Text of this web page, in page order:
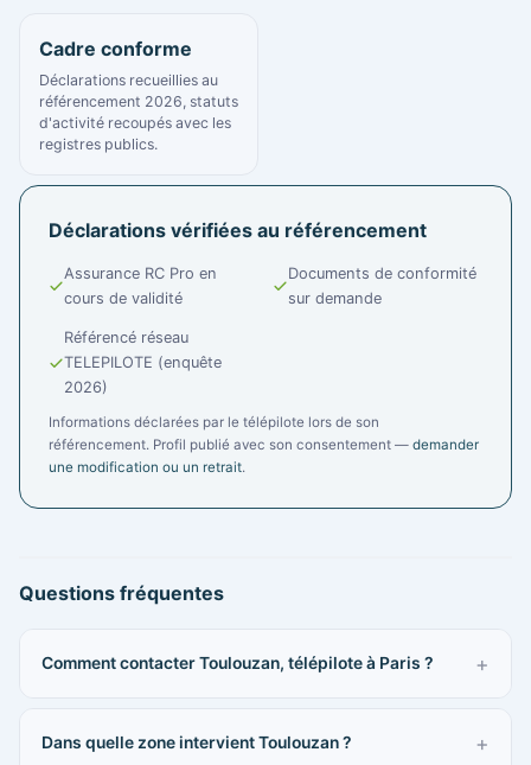
Cadre conforme
Déclarations recueillies au
référencement 2026, statuts
d'activité recoupés avec les
registres publics.
Déclarations vérifiées au référencement
Assurance RC Pro en
cours de validité
Documents de conformité
sur demande
Référencé réseau
TELEPILOTE (enquête
2026)
Informations déclarées par le télépilote lors de son
référencement. Profil publié avec son consentement — demander
une modification ou un retrait.
Questions fréquentes
Comment contacter Toulouzan, télépilote à Paris ?
Dans quelle zone intervient Toulouzan ?